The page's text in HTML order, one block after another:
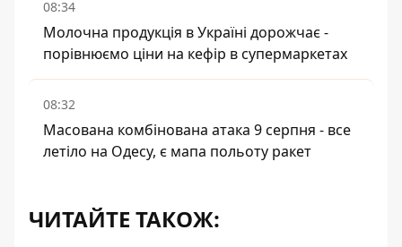
08:34
Молочна продукція в Україні дорожчає -
порівнюємо ціни на кефір в супермаркетах
08:32
Масована комбінована атака 9 серпня - все
летіло на Одесу, є мапа польоту ракет
ЧИТАЙТЕ ТАКОЖ: